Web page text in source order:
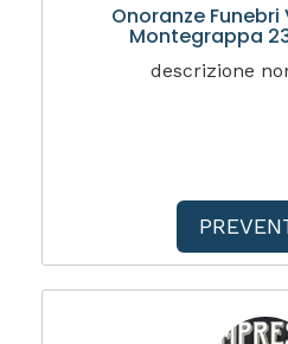
Onoranze
Montegrappa
descrizione